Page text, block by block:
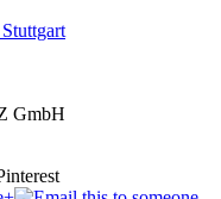
GmbH